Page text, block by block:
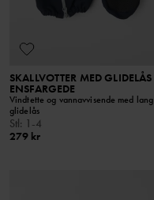
SKALLVOTTER MED GLIDELÅS
ENSFARGEDE
Vindtette og vannavvisende med lang
glidelås
Stl: 1-4
279 kr